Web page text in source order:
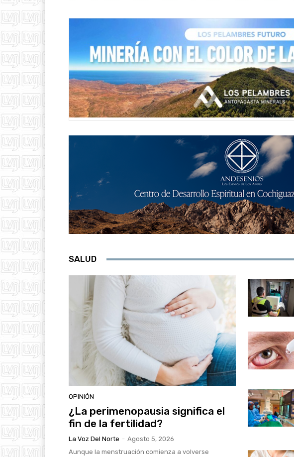
SALUD
OPINIÓN
¿La perimenopausia significa el
fin de la fertilidad?
La Voz Del Norte - Agosto 5, 2026
Aunque la menstruación comienza a volverse